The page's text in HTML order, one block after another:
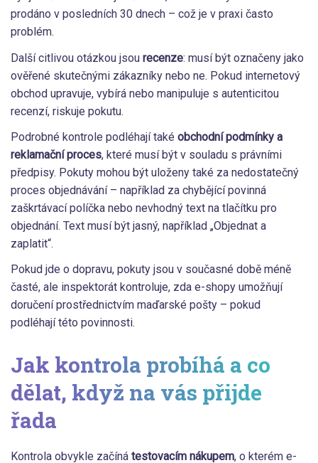
prodáno v posledních 30 dnech – což je v praxi často
problém.
Další citlivou otázkou jsou recenze: musí být označeny jako
ověřené skutečnými zákazníky nebo ne. Pokud internetový
obchod upravuje, vybírá nebo manipuluje s autenticitou
recenzí, riskuje pokutu.
Podrobné kontrole podléhají také obchodní podmínky a
reklamační proces, které musí být v souladu s právními
předpisy. Pokuty mohou být uloženy také za nedostatečný
proces objednávání – například za chybějící povinná
zaškrtávací políčka nebo nevhodný text na tlačítku pro
objednání. Text musí být jasný, například „Objednat a
zaplatit“.
Pokud jde o dopravu, pokuty jsou v současné době méně
časté, ale inspektorát kontroluje, zda e-shopy umožňují
doručení prostřednictvím maďarské pošty – pokud
podléhají této povinnosti.
Jak kontrola probíhá a co
dělat, když na vás přijde
řada
Kontrola obvykle začíná testovacím nákupem, o kterém e-